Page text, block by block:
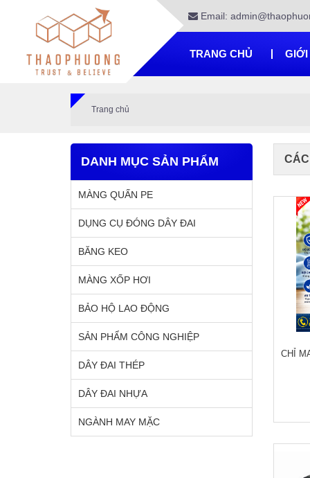
Email:
TRANG CHỦ GIỚI
Trang chủ
DANH MỤC SẢN PHẨM
MÀNG QUẤN PE
DỤNG CỤ ĐÓNG DÂY ĐAI
BĂNG KEO
MÀNG XỐP HƠI
BẢO HỘ LAO ĐỘNG
SẢN PHẨM CÔNG NGHIỆP
DÂY ĐAI THÉP
DÂY ĐAI NHỰA
NGÀNH MAY MẶC
CHỈ